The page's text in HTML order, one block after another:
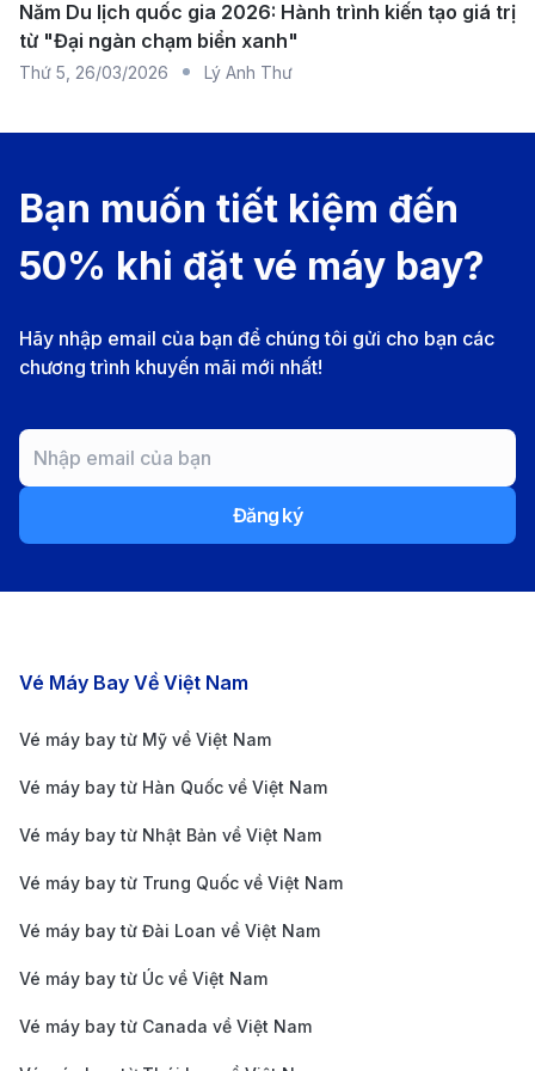
nổi tiếng như Bến Ninh Kiều, chợ nổi Cái Răng và làng
du lịch Mỹ Khánh. Với cơ sở hạ tầng hiện đại, sân bay
dịch vụ hỗ trợ hành khách chu đáo. Từ sân bay, du
khách có thể di chuyển đến trung tâm thành phố
bằng taxi, xe buýt hoặc các dịch vụ xe công nghệ một
Sân bay Quốc tế Portland (PDX) – Portland,
Hoa Kỳ
Sân bay Quốc tế Portland (PDX) là sân bay chính
phục vụ thành phố Portland và khu vực Tây Bắc Thái
Bình Dương của Hoa Kỳ. Nằm cách trung tâm thành
phố Portland khoảng 19 km, sân bay PDX nổi tiếng với
cấp và các dịch vụ hỗ trợ hành khách 24/7. Hành
khách có thể dễ dàng di chuyển từ sân bay đến trung
thuận tiện.
Phương tiện di chuyển từ Sân bay
Quốc tế Portland (PDX) đến trung
tâm thành phố
Tàu điện MAX Red Line: Đây là phương tiện di
Năm Du lịch quốc gia 2026: Hành trình kiến tạo giá trị
từ "Đại ngàn chạm biển xanh"
Thứ 5 26/03/2026 Lý Anh Thư
Bạn muốn tiết kiệm đến
50% khi đặt vé máy bay?
Hãy nhập email của bạn để chúng tôi gửi cho bạn các
chương trình khuyến mãi mới nhất!
Đăng ký
Các chặng bay nổi bật
Vé Máy Bay Về Việt Nam
Vé máy bay từ Mỹ về Việt Nam
Vé máy bay từ Hàn Quốc về Việt Nam
Vé máy bay từ Nhật Bản về Việt Nam
Vé máy bay từ Trung Quốc về Việt Nam
Vé máy bay từ Đài Loan về Việt Nam
Vé máy bay từ Úc về Việt Nam
Vé máy bay từ Canada về Việt Nam